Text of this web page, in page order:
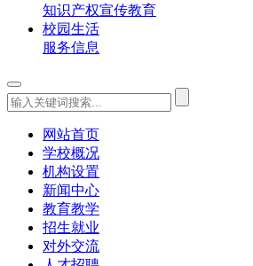
知识产权宣传教育
校园生活
服务信息
网站首页
学校概况
机构设置
新闻中心
教育教学
招生就业
对外交流